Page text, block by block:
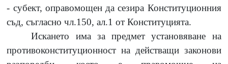
- субект, оправомощен да сезира Конституционния
съд, съгласно чл.150, ал.1 от Конституцията.
Искането има за предмет установяване на
противоконституционност на действащи законови